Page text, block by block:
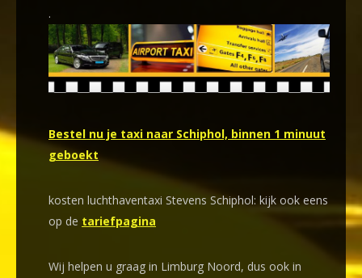
.
Bestel nu je taxi naar Schiphol, binnen 1 minuut
geboekt
kosten luchthaventaxi Stevens Schiphol: kijk ook eens
op de tariefpagina
Wij helpen u graag in Limburg Noord, dus ook in